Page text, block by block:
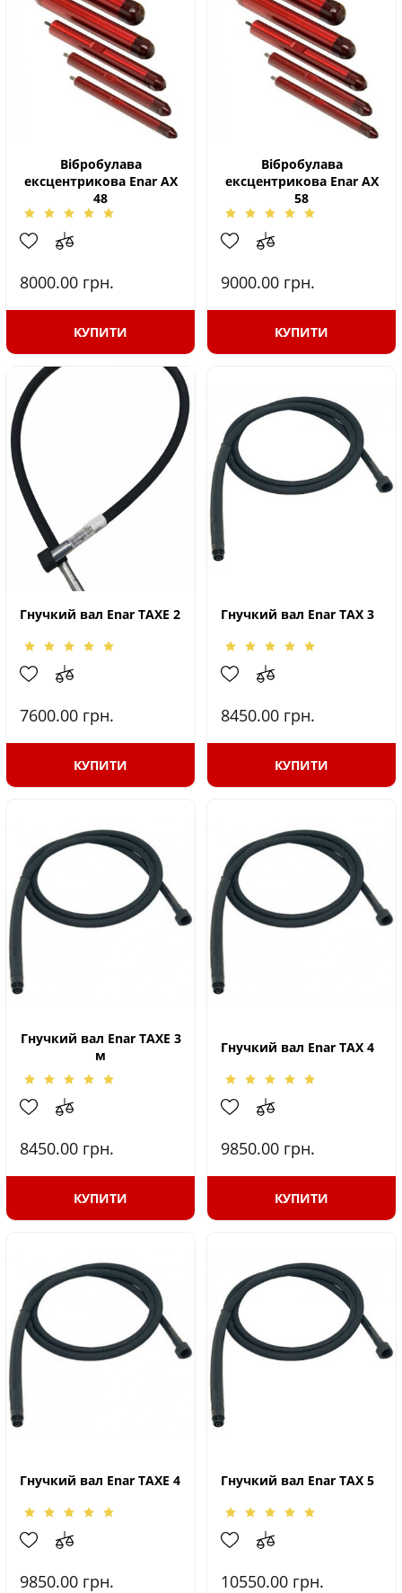
Вібробулава
ексцентрикова Enar AX
48
8000.00 грн.
КУПИТИ
Вібробулава
ексцентрикова Enar AX
58
9000.00 грн.
КУПИТИ
Гнучкий вал Enar TAXE 2
7600.00 грн.
КУПИТИ
Гнучкий вал Enar TAX 3
8450.00 грн.
КУПИТИ
Гнучкий вал Enar TAXE 3
м
8450.00 грн.
КУПИТИ
Гнучкий вал Enar TAX 4
9850.00 грн.
КУПИТИ
Гнучкий вал Enar TAXE 4
9850.00 грн.
Гнучкий вал Enar TAX 5
10550.00 грн.